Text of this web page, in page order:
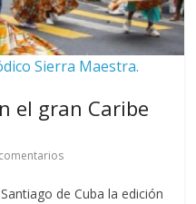
Sierra Maestra.
el gran Caribe
de Cuba la edición